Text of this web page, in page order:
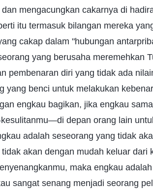
mengacungkan cakarnya di
itu termasuk bilangan mereka
cakap dalam "hubungan
yang berusaha meremehkan
pembenaran diri yang tidak ada
yang benci untuk melakukan
engkau bagikan, jika engkau
depan orang lain
adalah seseorang yang tidak
akan dengan mudah keluar dari
maka engkau
sangat senang menjadi seorang